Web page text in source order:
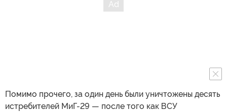
Помимо прочего, за один день были уничтожены десять
истребителей МиГ-29 — после того как ВСУ